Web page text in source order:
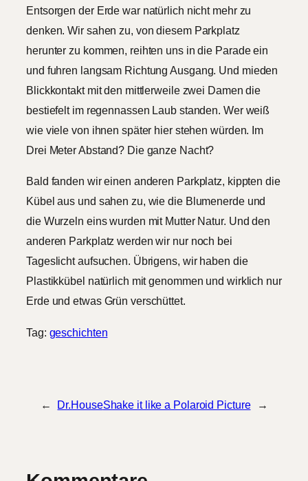
Entsorgen der Erde war natürlich nicht mehr zu
denken. Wir sahen zu, von diesem Parkplatz
herunter zu kommen, reihten uns in die Parade ein
und fuhren langsam Richtung Ausgang. Und mieden
Blickkontakt mit den mittlerweile zwei Damen die
bestiefelt im regennassen Laub standen. Wer weiß
wie viele von ihnen später hier stehen würden. Im
Drei Meter Abstand? Die ganze Nacht?
Bald fanden wir einen anderen Parkplatz, kippten die
Kübel aus und sahen zu, wie die Blumenerde und
die Wurzeln eins wurden mit Mutter Natur. Und den
anderen Parkplatz werden wir nur noch bei
Tageslicht aufsuchen. Übrigens, wir haben die
Plastikkübel natürlich mit genommen und wirklich nur
Erde und etwas Grün verschüttet.
Tag: geschichten
← Dr.HouseShake it like a Polaroid Picture →